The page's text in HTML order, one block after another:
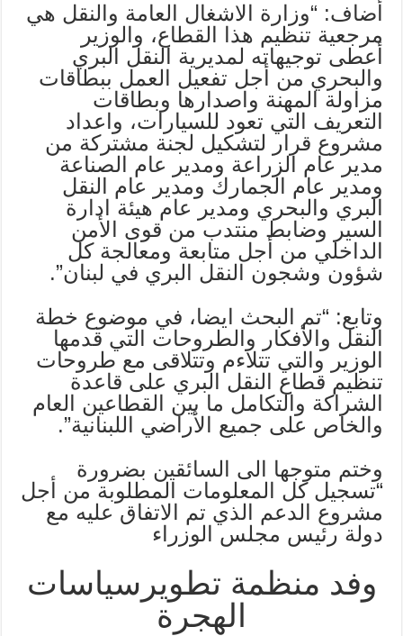
أضاف: “وزارة الاشغال العامة والنقل هي
مرجعية تنظيم هذا القطاع، والوزير
أعطى توجيهاته لمديرية النقل البري
والبحري من أجل تفعيل العمل ببطاقات
مزاولة المهنة واصدارها وبطاقات
التعريف التي تعود للسيارات، واعداد
مشروع قرار لتشكيل لجنة مشتركة من
مدير عام الزراعة ومدير عام الصناعة
ومدير عام الجمارك ومدير عام النقل
البري والبحري ومدير عام هيئة ادارة
السير وضابط منتدب من قوى الأمن
الداخلي من أجل متابعة ومعالجة كل
شؤون وشجون النقل البري في لبنان”.
وتابع: “تم البحث ايضا، في موضوع خطة
النقل والأفكار والطروحات التي قدمها
الوزير والتي تتلاءم وتتلاقى مع طروحات
تنظيم قطاع النقل البري على قاعدة
الشراكة والتكامل ما بين القطاعين العام
والخاص على جميع الأراضي اللبنانية”.
وختم متوجها الى السائقين بضرورة
“تسجيل كل المعلومات المطلوبة من أجل
مشروع الدعم الذي تم الاتفاق عليه مع
دولة رئيس مجلس الوزراء
وفد منظمة تطويرسياسات
الهجرة